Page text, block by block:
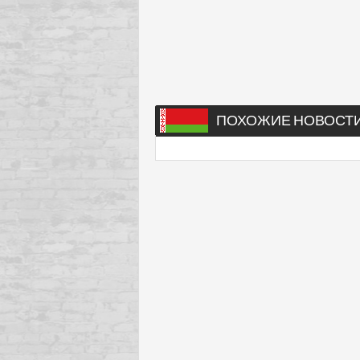
ПОХОЖИЕ